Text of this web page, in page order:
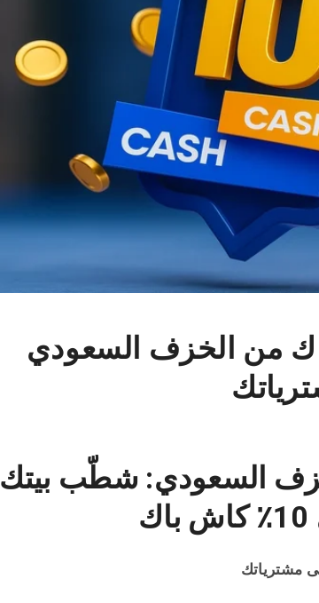
من الخزف السعودي
السعودي: شطّب بيتك